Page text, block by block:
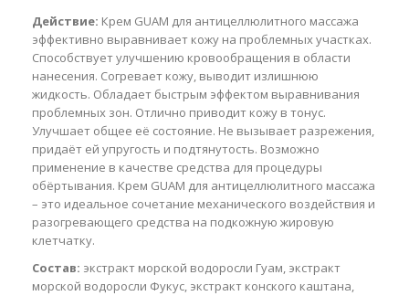
Действие: Крем GUAM для антицеллюлитного массажа
эффективно выравнивает кожу на проблемных участках.
Способствует улучшению кровообращения в области
нанесения. Согревает кожу, выводит излишнюю
жидкость. Обладает быстрым эффектом выравнивания
проблемных зон. Отлично приводит кожу в тонус.
Улучшает общее её состояние. Не вызывает разрежения,
придаёт ей упругость и подтянутость. Возможно
применение в качестве средства для процедуры
обёртывания. Крем GUAM для антицеллюлитного массажа
– это идеальное сочетание механического воздействия и
разогревающего средства на подкожную жировую
клетчатку.
Состав: экстракт морской водоросли Гуам, экстракт
морской водоросли Фукус, экстракт конского каштана,